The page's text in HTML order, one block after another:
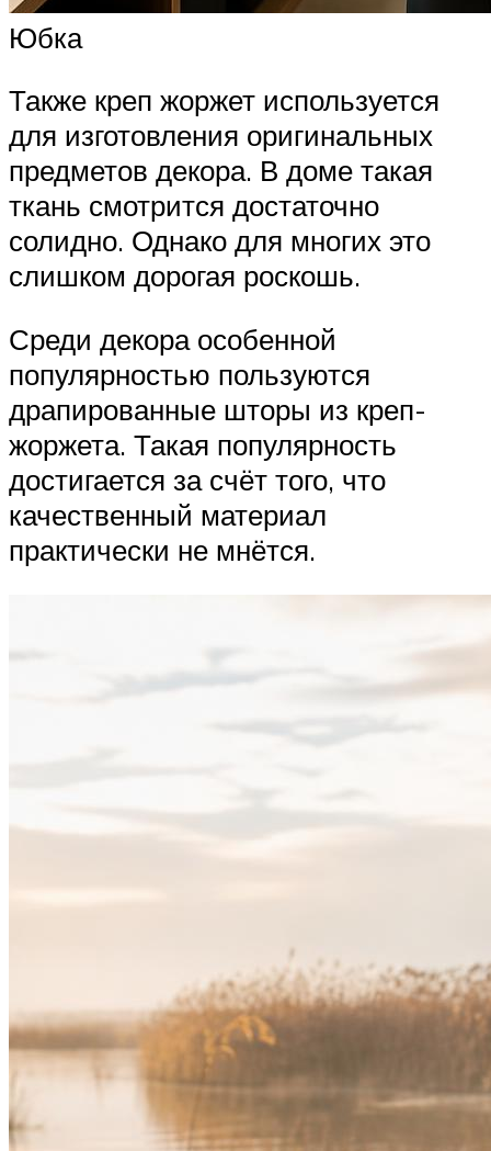
Юбка
Также креп жоржет используется
для изготовления оригинальных
предметов декора. В доме такая
ткань смотрится достаточно
солидно. Однако для многих это
слишком дорогая роскошь.
Среди декора особенной
популярностью пользуются
драпированные шторы из креп-
жоржета. Такая популярность
достигается за счёт того, что
качественный материал
практически не мнётся.